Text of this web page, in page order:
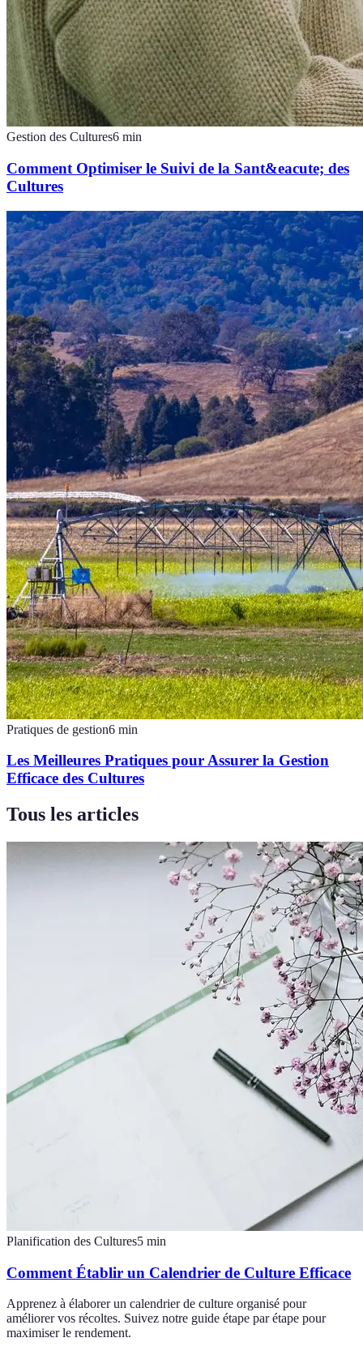
Gestion des Cultures6 min
Comment Optimiser le Suivi de la Sant&eacute; des
Cultures
Pratiques de gestion6 min
Les Meilleures Pratiques pour Assurer la Gestion
Efficace des Cultures
Tous les articles
Planification des Cultures5 min
Comment Établir un Calendrier de Culture Efficace
Apprenez à élaborer un calendrier de culture organisé pour
améliorer vos récoltes. Suivez notre guide étape par étape pour
maximiser le rendement.